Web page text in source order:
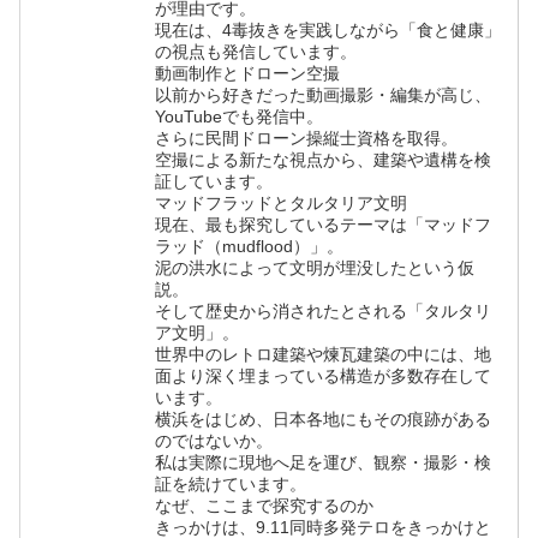
が理由です。
現在は、4毒抜きを実践しながら「食と健康」
の視点も発信しています。
動画制作とドローン空撮
以前から好きだった動画撮影・編集が高じ、
YouTubeでも発信中。
さらに民間ドローン操縦士資格を取得。
空撮による新たな視点から、建築や遺構を検
証しています。
マッドフラッドとタルタリア文明
現在、最も探究しているテーマは「マッドフ
ラッド（mudflood）」。
泥の洪水によって文明が埋没したという仮
説。
そして歴史から消されたとされる「タルタリ
ア文明」。
世界中のレトロ建築や煉瓦建築の中には、地
面より深く埋まっている構造が多数存在して
います。
横浜をはじめ、日本各地にもその痕跡がある
のではないか。
私は実際に現地へ足を運び、観察・撮影・検
証を続けています。
なぜ、ここまで探究するのか
きっかけは、9.11同時多発テロをきっかけと